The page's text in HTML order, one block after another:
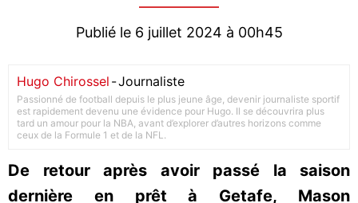
Publié le 6 juillet 2024 à 00h45
Hugo Chirossel -Journaliste
Passionné de football depuis le plus jeune âge, devenir journaliste sportif
est rapidement devenu une évidence pour Hugo. Il se découvrira plus
tard un amour pour la NBA, avant d’explorer d’autres horizons comme
ceux de la Formule 1 et de la NFL.
De retour après avoir passé la saison
dernière en prêt à Getafe, Mason